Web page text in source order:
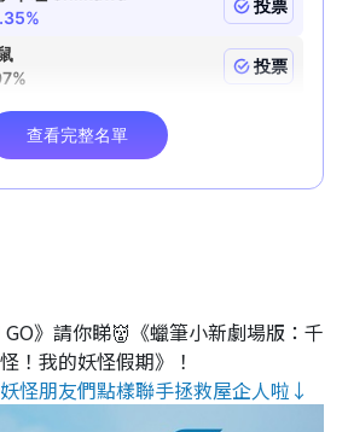
GO》請你睇👹《蠟筆小新劇場版：千
！我的妖怪假期》！
怪朋友們點樣聯手拯救屋企人啦↓